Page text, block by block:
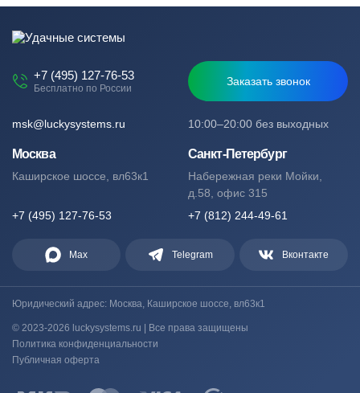
+7 (495) 127-76-53
Бесплатно по России
Заказать звонок
10:00–20:00 без выходных
msk@luckysystems.ru
Москва
Каширское шоссе, вл63к1
+7 (495) 127-76-53
Санкт-Петербург
Набережная реки Мойки,
д.58, офис 315
+7 (812) 244-49-61
Max Telegram Вконтакте
Юридический адрес: Москва, Каширское шоссе, вл63к1
© 2023-2026 luckysystems.ru | Все права защищены
Политика конфиденциальности
Публичная оферта